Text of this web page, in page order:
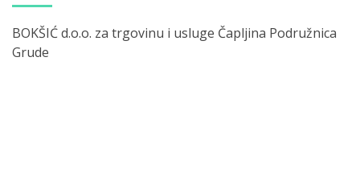
BOKŠIĆ d.o.o. za trgovinu i usluge Čapljina Podružnica
Grude